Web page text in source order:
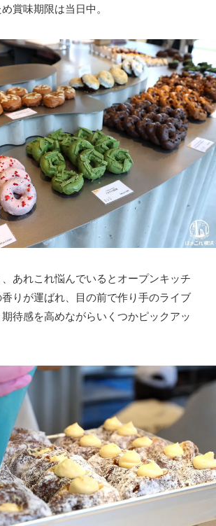
賞味期限は当日中。
あれこれ悩んでいるとオープンキッチ
りが運ばれ、目の前で作り手のライブ
待感を高めながらいくつかピックアッ